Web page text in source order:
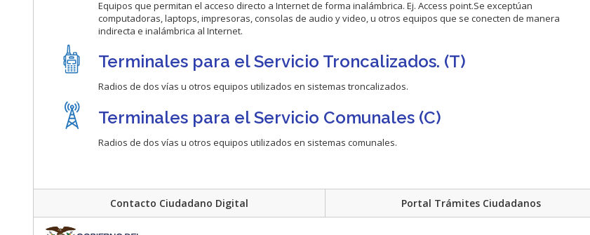
Equipos que permitan el acceso directo a Internet de forma inalámbrica. Ej. Access point.Se exceptúan
computadoras, laptops, impresoras, consolas de audio y video, u otros equipos que se conecten de manera
indirecta e inalámbrica al Internet.
Terminales para el Servicio Troncalizados. (T)
Radios de dos vías u otros equipos utilizados en sistemas troncalizados.
Terminales para el Servicio Comunales (C)
Radios de dos vías u otros equipos utilizados en sistemas comunales.
Contacto Ciudadano Digital Portal Trámites Ciudadanos